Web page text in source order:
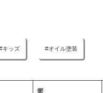
キッズ オイル塗装